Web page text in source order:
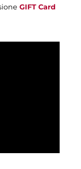
GIFT Card